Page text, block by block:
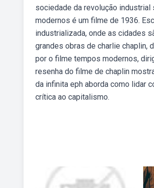
sociedade da revolução
modernos é um filme de 1936.
industrializada, onde as cidades
grandes obras de charlie chaplin,
por o filme tempos modernos,
resenha do filme de chaplin
da infinita eph aborda como lidar
crítica ao capitalismo.